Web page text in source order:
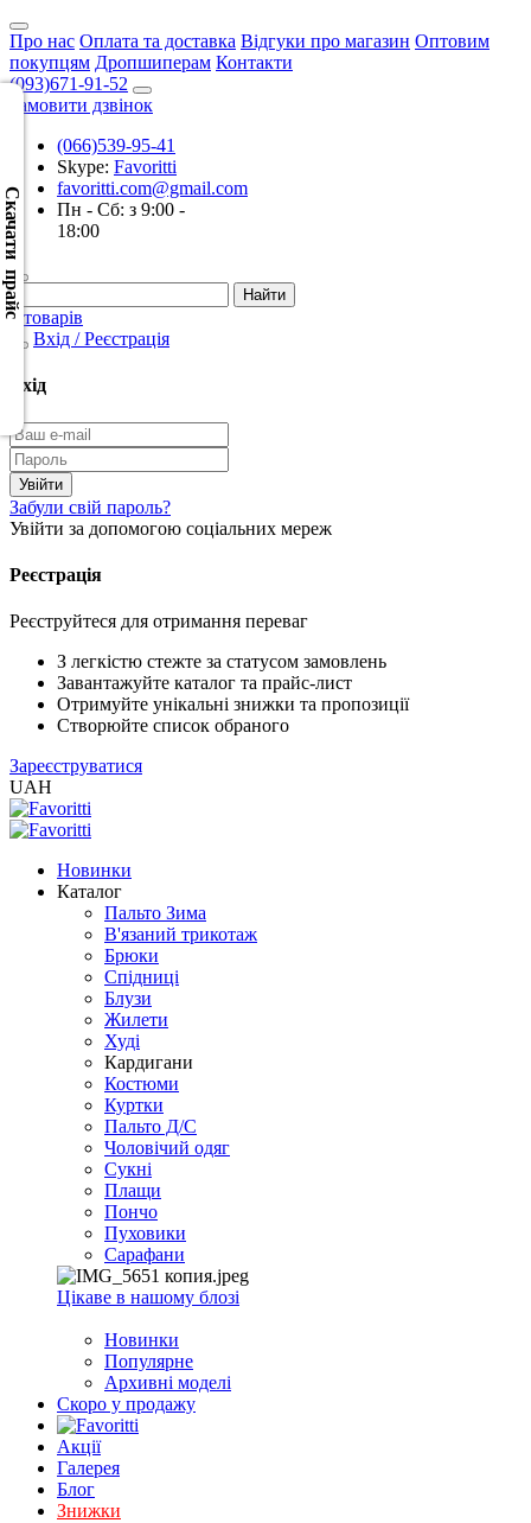
Про нас Оплата та доставка Відгуки про магазин Оптовим
покупцям Дропшиперам Контакти
(093)671-91-52
Замовити дзвінок
(066)539-95-41
Skype: Favoritti
favoritti.com@gmail.com
Пн - Сб: з 9:00 -
18:00
0 товарів
Вхід / Реєстрація
Вхід
Забули свій пароль?
Увійти за допомогою соціальних мереж
Реєстрація
Реєструйтеся для отримання переваг
З легкістю стежте за статусом замовлень
Завантажуйте каталог та прайс-лист
Отримуйте унікальні знижки та пропозиції
Створюйте список обраного
Зареєструватися
UAH
Новинки
Каталог
Пальто Зима
В'язаний трикотаж
Брюки
Спідниці
Блузи
Жилети
Худі
Кардигани
Костюми
Куртки
Пальто Д/С
Чоловічий одяг
Сукні
Плащи
Пончо
Пуховики
Сарафани
Цікаве в нашому блозі
Новинки
Популярне
Архивні моделі
Скоро у продажу
Акції
Галерея
Блог
Знижки
Скачати прайс
Скачать
XML
(Розн.)
Скачать
XML
(Опт)
CSV
Скачать
CSV
(Опт)
XLS
EXCEL
(Розн.)
XLS
EXCEL
2005
(Опт)
XLSX